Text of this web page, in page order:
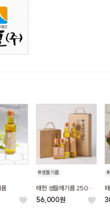
#생들기름
# 오메가3
매헌 생들깨기름 250ml
2병세트
56,000원
#
2